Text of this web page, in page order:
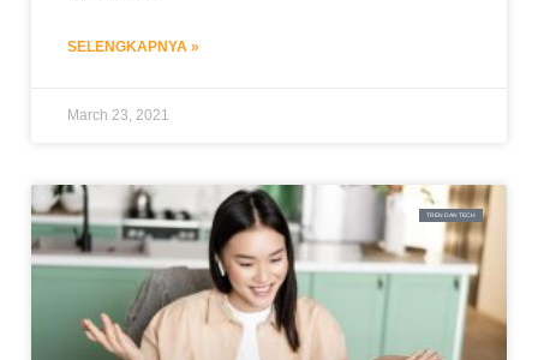
SELENGKAPNYA »
March 23, 2021
TREN DAN TECH